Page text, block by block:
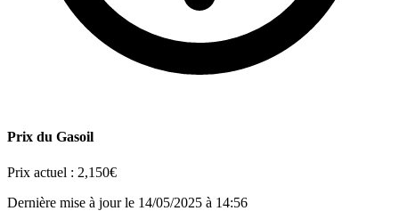
Prix du Gasoil
Prix actuel : 2,150€
Dernière mise à jour le 14/05/2025 à 14:56